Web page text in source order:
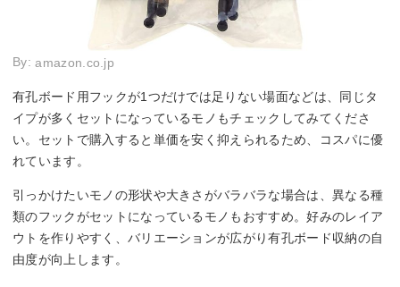
By:amazon.co.jp
有孔ボード用フックが1つだけでは足りない場面などは、同じタ
イプが多くセットになっているモノもチェックしてみてくださ
い。セットで購入すると単価を安く抑えられるため、コスパに優
れています。
引っかけたいモノの形状や大きさがバラバラな場合は、異なる種
類のフックがセットになっているモノもおすすめ。好みのレイア
ウトを作りやすく、バリエーションが広がり有孔ボード収納の自
由度が向上します。